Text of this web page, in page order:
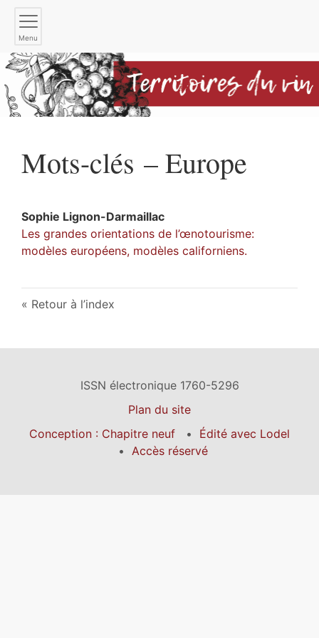
Menu
Mots-clés – Europe
Sophie Lignon-Darmaillac
Les grandes orientations de l’œnotourisme:
modèles européens, modèles californiens.
Retour à l’index
ISSN électronique 1760-5296
Plan du site
Conception : Chapitre neuf
Édité avec Lodel
Accès réservé